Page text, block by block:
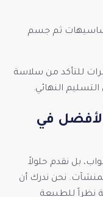
الشاسيهات ثم جسم
مرات للتأكد من سلاسة
النهائي.
الأفضل في
بل نقدم حلولاً
نحن ندرك أن
نظراً للطبيعة